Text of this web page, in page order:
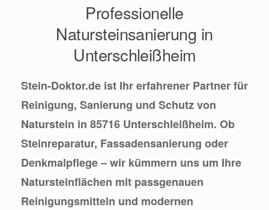
Professionelle
Natursteinsanierung in
Unterschleißheim
Stein-Doktor.de ist Ihr erfahrener Partner für
Reinigung, Sanierung und Schutz von
Naturstein in 85716 Unterschleißheim. Ob
Steinreparatur, Fassadensanierung oder
Denkmalpflege – wir kümmern uns um Ihre
Natursteinflächen mit passgenauen
Reinigungsmitteln und modernen